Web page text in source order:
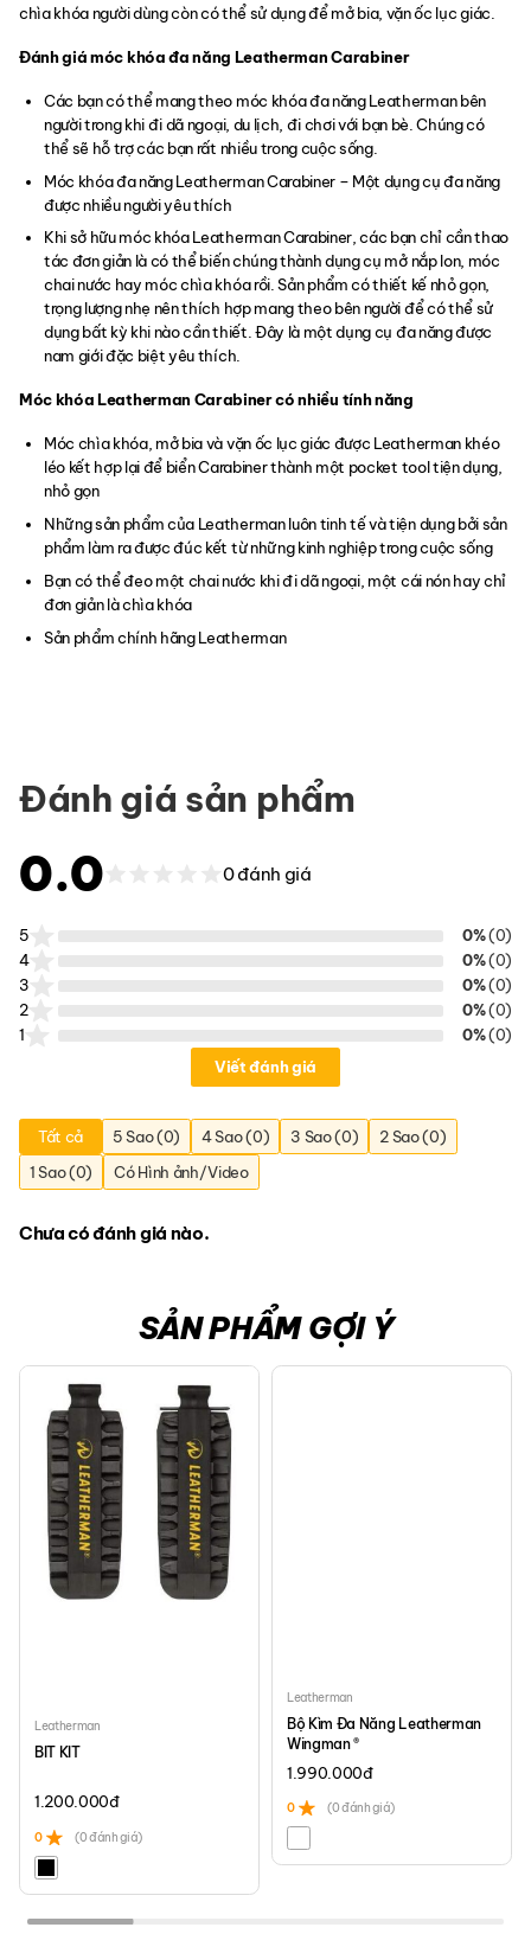
chìa khóa người dùng còn có thể sử dụng để mở bia, vặn ốc lục giác.
Đánh giá móc khóa đa năng Leatherman Carabiner
Các bạn có thể mang theo móc khóa đa năng Leatherman bên
người trong khi đi dã ngoại, du lịch, đi chơi với bạn bè. Chúng có
thể sẽ hỗ trợ các bạn rất nhiều trong cuộc sống.
Móc khóa đa năng Leatherman Carabiner – Một dụng cụ đa năng
được nhiều người yêu thích
Khi sở hữu móc khóa Leatherman Carabiner, các bạn chỉ cần thao
tác đơn giản là có thể biến chúng thành dụng cụ mở nắp lon, móc
chai nước hay móc chìa khóa rồi. Sản phẩm có thiết kế nhỏ gọn,
trọng lượng nhẹ nên thích hợp mang theo bên người để có thể sử
dụng bất kỳ khi nào cần thiết. Đây là một dụng cụ đa năng được
nam giới đặc biệt yêu thích.
Móc khóa Leatherman Carabiner có nhiều tính năng
Móc chìa khóa, mở bia và vặn ốc lục giác được Leatherman khéo
léo kết hợp lại để biển Carabiner thành một pocket tool tiện dụng,
nhỏ gọn
Những sản phẩm của Leatherman luôn tinh tế và tiện dụng bởi sản
phẩm làm ra được đúc kết từ những kinh nghiệp trong cuộc sống
Bạn có thể đeo một chai nước khi đi dã ngoại, một cái nón hay chỉ
đơn giản là chìa khóa
Sản phẩm chính hãng Leatherman
Đánh giá sản phẩm
0.0 0 đánh giá
5 0%(0)
4
0%(0)
3
0%(0)
2
0%(0)
1
0%(0)
Viết đánh giá
Tất cả 5 Sao (0) 4 Sao (0) 3 Sao (0)
2 Sao (0)
1 Sao (0)
Có Hình ảnh/Video
Chưa có đánh giá nào.
SẢN PHẨM GỢI Ý
Leatherman
BIT KIT
1.200.000đ
0 (0 đánh giá)
Leatherman
Bộ Kìm Đa Năng Leatherman
Wingman ®
1.990.000đ
0 (0 đánh giá)